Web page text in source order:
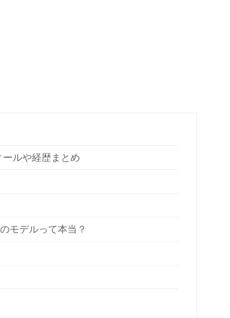
ルや経歴まとめ
モデルって本当？